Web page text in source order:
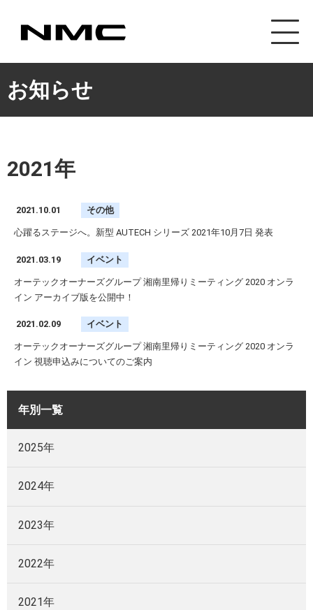
カスタマイズ事
お知らせ
2021年
2021.10.01 その他
心躍るステージへ。新型 AUTECH シリーズ 2021年10月7日 発表
2021.03.19 イベント
オーテックオーナーズグループ 湘南里帰りミーティング 2020 オンラ
イン アーカイブ版を公開中！
2021.02.09 イベント
オーテックオーナーズグループ 湘南里帰りミーティング 2020 オンラ
イン 視聴申込みについてのご案内
年別一覧
2025年
2024年
2023年
2022年
2021年